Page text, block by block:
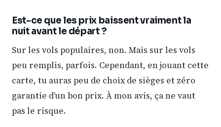
Est-ce que les prix baissent vraiment la
nuit avant le départ ?
Sur les vols populaires, non. Mais sur les vols
peu remplis, parfois. Cependant, en jouant cette
carte, tu auras peu de choix de sièges et zéro
garantie d’un bon prix. À mon avis, ça ne vaut
pas le risque.